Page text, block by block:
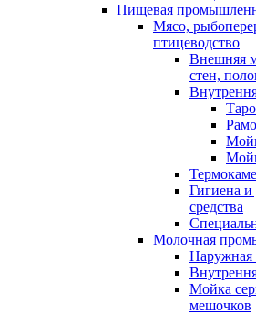
Пищевая
Мясо,
птицеводство
Внешняя
стен,
Гигиена
средства
Молочная
Мойка
мешочков